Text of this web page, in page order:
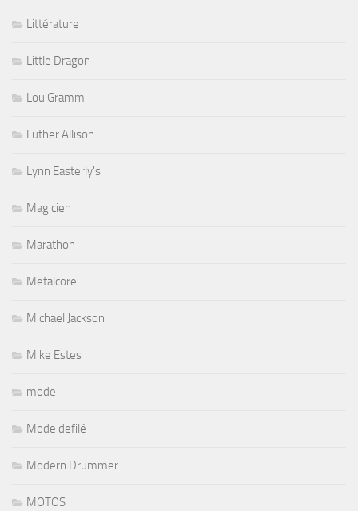
Littérature
Little Dragon
Lou Gramm
Luther Allison
Lynn Easterly's
Magicien
Marathon
Metalcore
Michael Jackson
Mike Estes
mode
Mode defilé
Modern Drummer
MOTOS